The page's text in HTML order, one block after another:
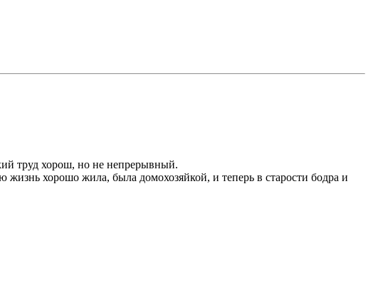
труд хорош, но не непрерывный.
жизнь хорошо жила, была домохозяйкой, и теперь в старости бодра и